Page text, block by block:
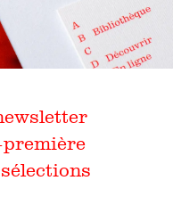
première